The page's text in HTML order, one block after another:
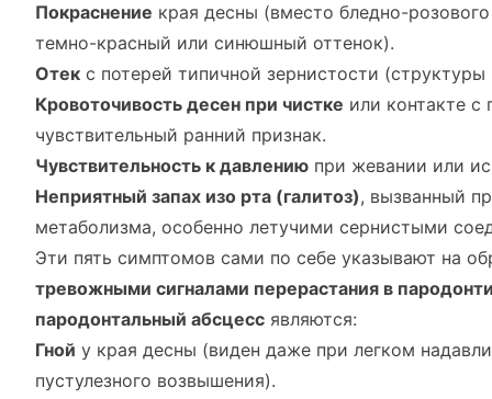
Покраснение края десны (вместо бледно-
темно-красный или синюшный оттенок).
Отек с потерей типичной зернистости
Кровоточивость десен при чистке или контакте
чувствительный ранний признак.
Чувствительность к давлению при жевании или
Неприятный запах изо рта (галитоз), вызванный
метаболизма, особенно летучими сернистыми
Эти пять симптомов сами по себе указывают на
тревожными сигналами перерастания в
пародонтальный абсцесс являются:
Гной у края десны (виден даже при легком
пустулезного возвышения).